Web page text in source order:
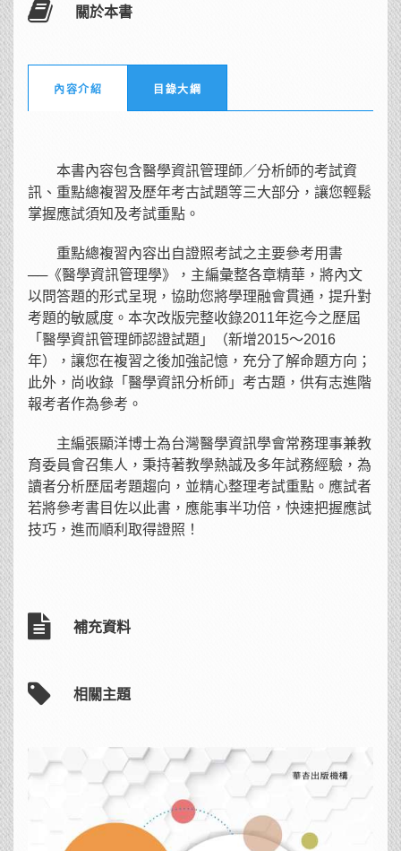
關於本書
內容介紹 目錄大綱
本書內容包含醫學資訊管理師／分析師的考試資
訊、重點總複習及歷年考古試題等三大部分，讓您輕鬆
掌握應試須知及考試重點。
重點總複習內容出自證照考試之主要參考用書
──《醫學資訊管理學》，主編彙整各章精華，將內文
以問答題的形式呈現，協助您將學理融會貫通，提升對
考題的敏感度。本次改版完整收錄2011年迄今之歷屆
「醫學資訊管理師認證試題」（新增2015～2016
年），讓您在複習之後加強記憶，充分了解命題方向；
此外，尚收錄「醫學資訊分析師」考古題，供有志進階
報考者作為參考。
主編張顯洋博士為台灣醫學資訊學會常務理事兼教
育委員會召集人，秉持著教學熱誠及多年試務經驗，為
讀者分析歷屆考題趨向，並精心整理考試重點。應試者
若將參考書目佐以此書，應能事半功倍，快速把握應試
技巧，進而順利取得證照！
補充資料
相關主題